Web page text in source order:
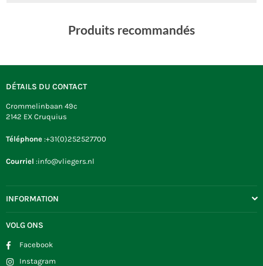
Produits recommandés
DÉTAILS DU CONTACT
Crommelinbaan 49c
2142 EX Cruquius
Téléphone :+31(0)252527700
Courriel :info@vliegers.nl
INFORMATION
VOLG ONS
Facebook
Instagram